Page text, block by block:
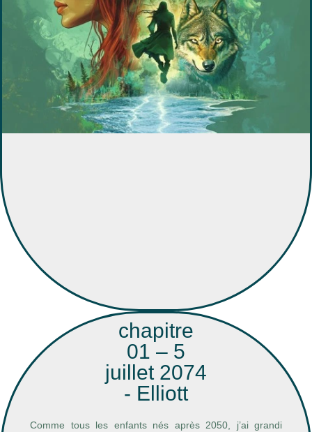
chapitre
01 – 5
juillet 2074
- Elliott
Comme tous les enfants nés après 2050, j’ai grandi